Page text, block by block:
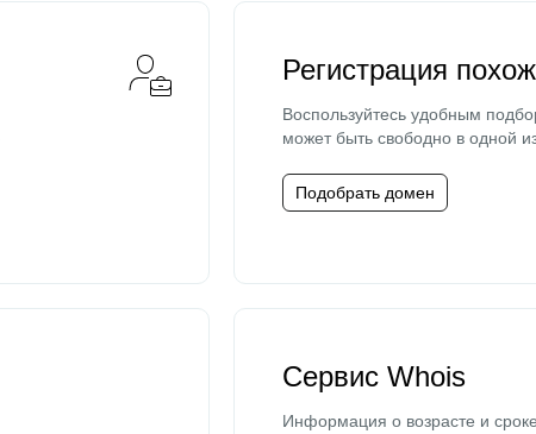
Регистрация
Воспользуйтесь удобным
может быть свободно в одной
Подобрать домен
Сервис Whois
Информация о возрасте и